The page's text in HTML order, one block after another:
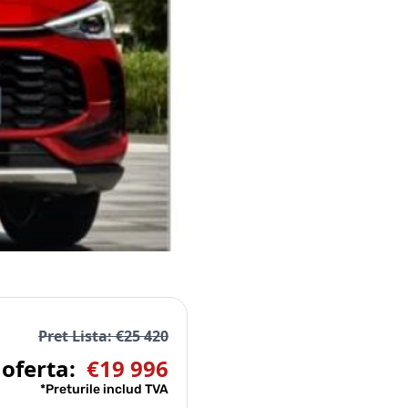
Pret Lista: €25 420
€19 996
*Preturile includ TVA